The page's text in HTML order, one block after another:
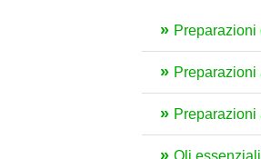
Preparazioni
Preparazioni
Oli